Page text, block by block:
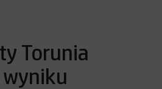
Torunia
wyniku